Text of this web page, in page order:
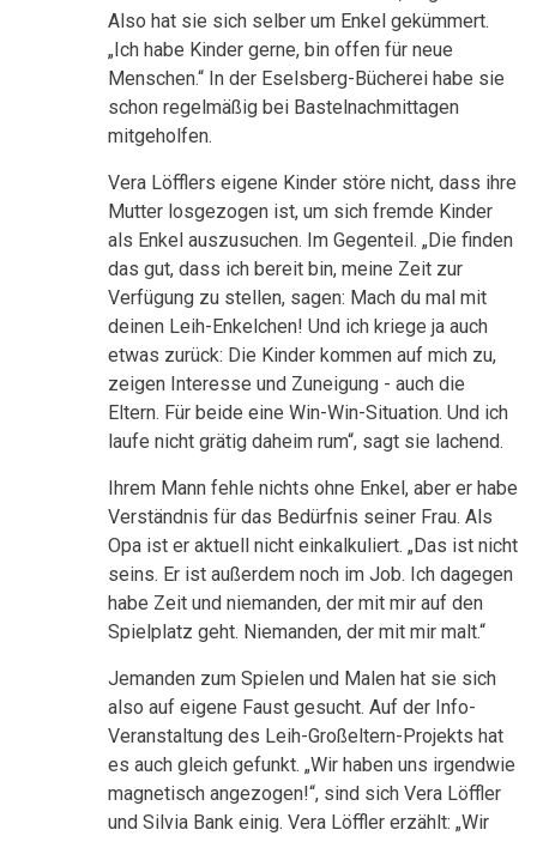
Also hat sie sich selber um Enkel gekümmert.
„Ich habe Kinder gerne, bin offen für neue
Menschen.“ In der Eselsberg-Bücherei habe sie
schon regelmäßig bei Bastelnachmittagen
mitgeholfen.
Vera Löfflers eigene Kinder störe nicht, dass ihre
Mutter losgezogen ist, um sich fremde Kinder
als Enkel auszusuchen. Im Gegenteil. „Die finden
das gut, dass ich bereit bin, meine Zeit zur
Verfügung zu stellen, sagen: Mach du mal mit
deinen Leih-Enkelchen! Und ich kriege ja auch
etwas zurück: Die Kinder kommen auf mich zu,
zeigen Interesse und Zuneigung - auch die
Eltern. Für beide eine Win-Win-Situation. Und ich
laufe nicht grätig daheim rum“, sagt sie lachend.
Ihrem Mann fehle nichts ohne Enkel, aber er habe
Verständnis für das Bedürfnis seiner Frau. Als
Opa ist er aktuell nicht einkalkuliert. „Das ist nicht
seins. Er ist außerdem noch im Job. Ich dagegen
habe Zeit und niemanden, der mit mir auf den
Spielplatz geht. Niemanden, der mit mir malt.“
Jemanden zum Spielen und Malen hat sie sich
also auf eigene Faust gesucht. Auf der Info-
Veranstaltung des Leih-Großeltern-Projekts hat
es auch gleich gefunkt. „Wir haben uns irgendwie
magnetisch angezogen!“, sind sich Vera Löffler
und Silvia Bank einig. Vera Löffler erzählt: „Wir